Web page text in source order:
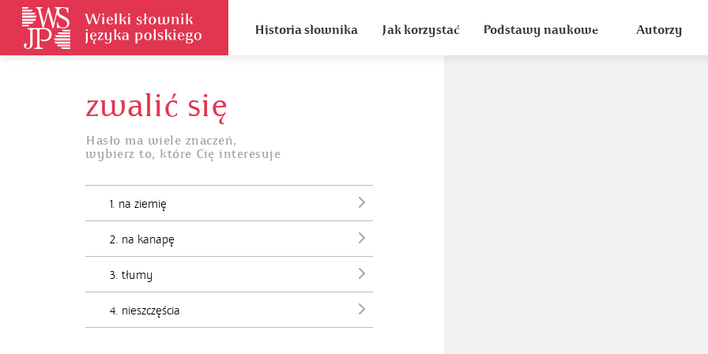
Historia słownika Jak korzystać Podstawy naukowe Autorzy
zwalić się
Hasło ma wiele znaczeń,
wybierz to, które Cię interesuje
1. na ziemię
2. na kanapę
3. tłumy
4. nieszczęścia